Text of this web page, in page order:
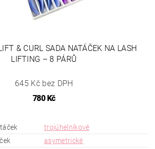
& CURL SADA NATÁČEK NA LASH
LIFTING – 8 PÁRŮ
645 Kč bez DPH
780 Kč
trojúhelníkové
asymetrické